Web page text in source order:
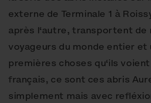
externe de Terminale 1 à
après l‘autre, transportent de
voyageurs du monde entier et
premières choses qu‘ils
français, ce sont ces abris
simplement mais avec